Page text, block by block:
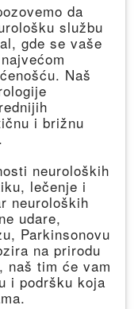
da
službu
gde se vaše
Naš
i brižnu
neuroloških
lečenje i
neuroloških
udare,
Parkinsonovu
na prirodu
naš tim će vam
i podršku koja